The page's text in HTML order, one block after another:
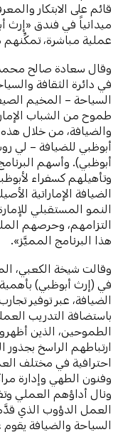
قائم على الابتكار
ميدانياً في فندق «إرث
عملية مباشرة، تمكِّنهم
وقال سعادة صالح محمد
في دائرة الثقافة
السياحة – المخيم
طموح من الشباب
والضيافة، من خلال هذه
أبوظبي للضيافة – لي
أبوظبي). وأسهم
وتأهيلهم كسفراء
الضيافة الإماراتية
النمو المستقبلي
التزامهم، وحرصهم
هذا البرنامج المميَّز».
وقالت شيخة الكعبي،
في (إرث أبوظبي)
الضيافة، عبر توفير
باستضافة التدريب
الطموحين، الذين
ارتباطهم الراسخ بجذور
احترافية في مختلف
وفنون الطهي وإدارة
ونال أداؤهم العملي
العمل الدؤوب الذي
السياحة والضيافة يقوم